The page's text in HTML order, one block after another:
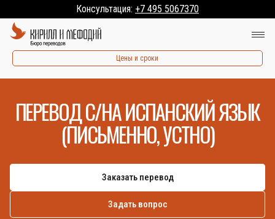
Консультация: +7 495 5067370
Цены и сроки
ПЕРЕВОД С/НА ИСПАНСКИЙ ЯЗЫК
(ПИСЬМЕННО, УСТНО)
Заказать перевод
Задать вопрос